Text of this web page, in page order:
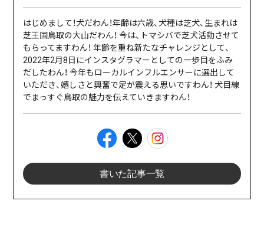
はじめまして！犬だわん！年齢は六歳、犬種は芝犬、生まれは
芝王国鳥取の大山だわん！ 今は、トマシバで芝犬活動させて
もらってますわん！ 年齢を重ね新たなチャレンジとして、
2022年2月8日にインスタグラマーとしての一歩目をふみ
だしたわん！ 今年もローカルインフルエンサーに選出して
いただき、嬉しさと興奮で足が震える思いですわん！ 犬目線
でまっすぐ鳥取の魅力を伝えていきますわん！
書いた記事一覧